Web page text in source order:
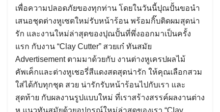
เพื่อความปลอดภัยของทุกท่าน โดยในวันนี้ปุณปั้นขอนำ
เสนอชุดต่างหูเซตใหม่รับหน้าร้อน พร้อมกิ๊บติดผมสุดน่า
รัก และงานใหม่ล่าสุดของปุณปั้นที่พึ่งออกมาเป็นครั้ง
แรก กับงาน “Clay Cutter” สวยเก๋ ทันสมัย
Advertisement ตามมาด้วยกับ งานต่างหูเครปผลไม้
คัพเค็กและต่างหูเชอรี่สีแดงสดสุดน่ารัก ให้คุณเลือกสวม
ใส่ได้กับทุกชุด สวย น่ารักรับหน้าร้อนไปกับเรา และ
สุดท้าย กับผลงานรูปแบบใหม่ ที่เราสร้างสรรค์ผลงานต่าง
หู แนวทันสมัยด้วยอุปกรณ์ใหม่ล่าสุดของเรา “Clay